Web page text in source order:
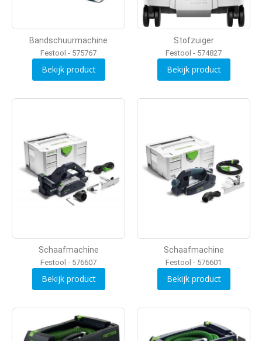
Bandschuurmachine
Festool - 575767
Bekijk product
Stofzuiger
Festool - 574827
Bekijk product
Schaafmachine
Festool - 576607
Bekijk product
Schaafmachine
Festool - 576601
Bekijk product